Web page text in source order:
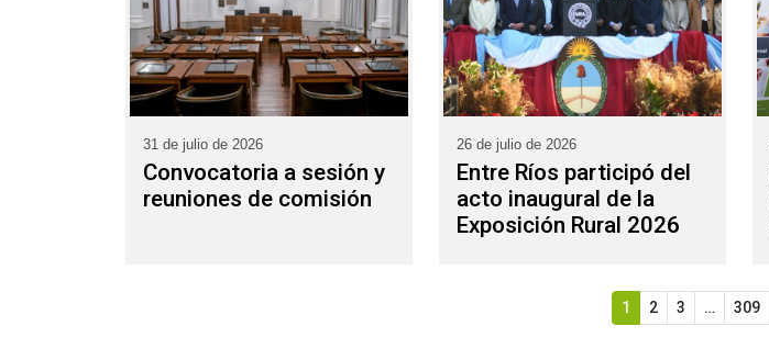
31 de julio de 2026
Convocatoria a sesión y
reuniones de comisión
26 de julio de 2026
Entre Ríos participó del
acto inaugural de la
Exposición Rural 2026
1 2 3 … 309